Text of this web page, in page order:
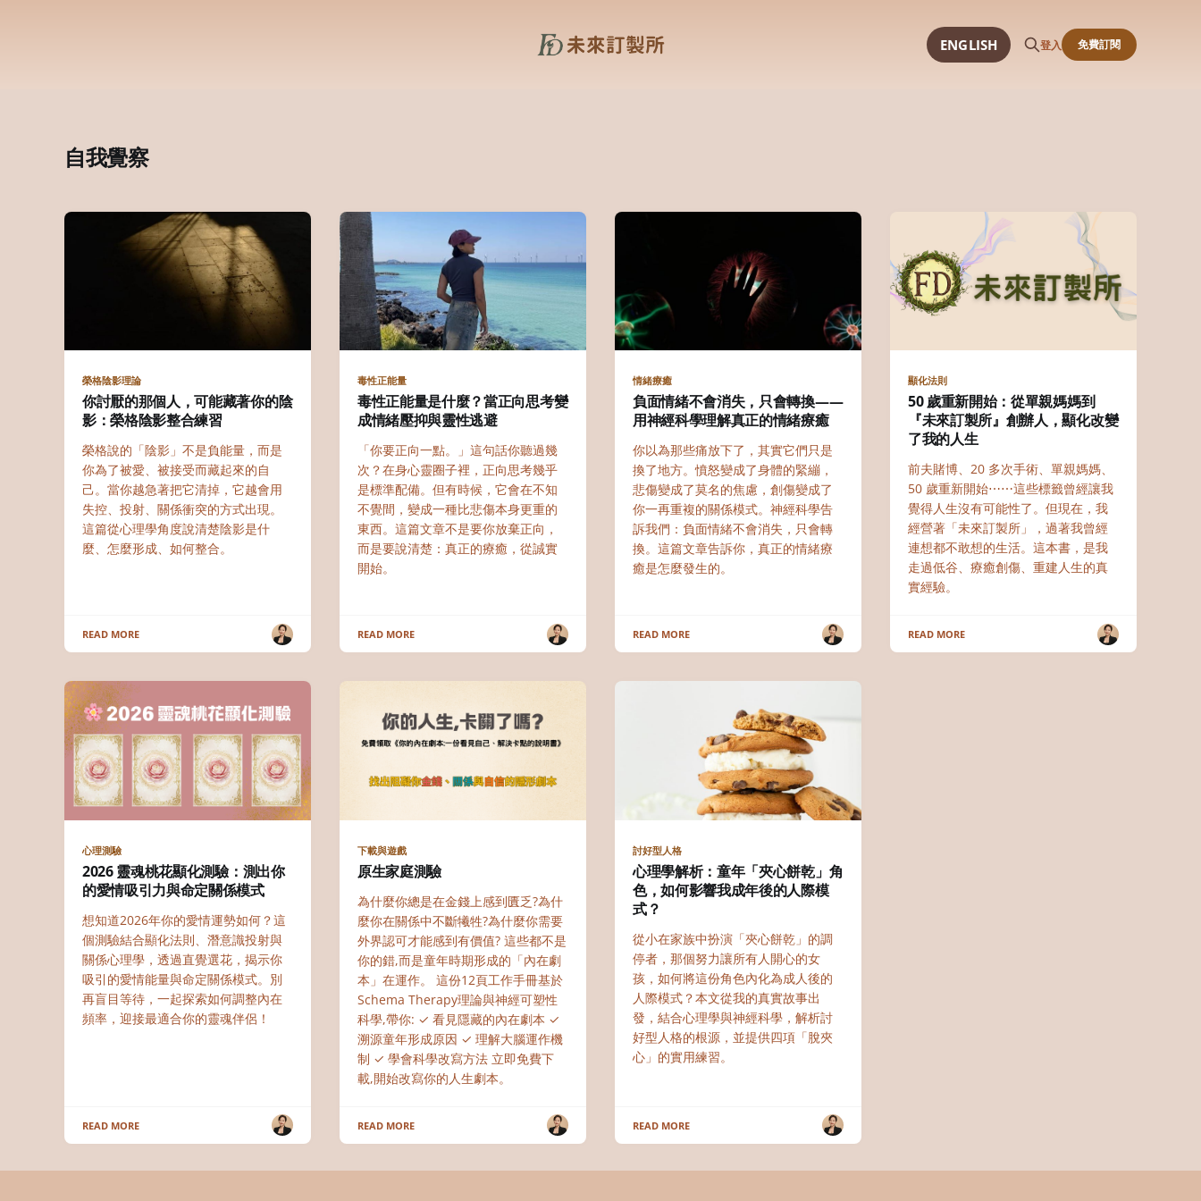
ENGLISH 登入 免費訂閱
自我覺察
榮格陰影理論
你討厭的那個人，可能藏著你的陰
影：榮格陰影整合練習
榮格說的「陰影」不是負能量，而是
你為了被愛、被接受而藏起來的自
己。當你越急著把它清掉，它越會用
失控、投射、關係衝突的方式出現。
這篇從心理學角度說清楚陰影是什
麼、怎麼形成、如何整合。
READ MORE
毒性正能量
毒性正能量是什麼？當正向思考變
成情緒壓抑與靈性逃避
「你要正向一點。」這句話你聽過幾
次？在身心靈圈子裡，正向思考幾乎
是標準配備。但有時候，它會在不知
不覺間，變成一種比悲傷本身更重的
東西。這篇文章不是要你放棄正向，
而是要說清楚：真正的療癒，從誠實
開始。
READ MORE
情緒療癒
負面情緒不會消失，只會轉換——
用神經科學理解真正的情緒療癒
你以為那些痛放下了，其實它們只是
換了地方。憤怒變成了身體的緊繃，
悲傷變成了莫名的焦慮，創傷變成了
你一再重複的關係模式。神經科學告
訴我們：負面情緒不會消失，只會轉
換。這篇文章告訴你，真正的情緒療
癒是怎麼發生的。
READ MORE
顯化法則
50 歲重新開始：從單親媽媽到
『未來訂製所』創辦人，顯化改變
了我的人生
前夫賭博、20 多次手術、單親媽媽、
50 歲重新開始⋯⋯這些標籤曾經讓我
覺得人生沒有可能性了。但現在，我
經營著「未來訂製所」，過著我曾經
連想都不敢想的生活。這本書，是我
走過低谷、療癒創傷、重建人生的真
實經驗。
READ MORE
心理測驗
2026 靈魂桃花顯化測驗：測出你
的愛情吸引力與命定關係模式
想知道2026年你的愛情運勢如何？這
個測驗結合顯化法則、潛意識投射與
關係心理學，透過直覺選花，揭示你
吸引的愛情能量與命定關係模式。別
再盲目等待，一起探索如何調整內在
頻率，迎接最適合你的靈魂伴侶！
READ MORE
下載與遊戲
原生家庭測驗
為什麼你總是在金錢上感到匱乏?為什
麼你在關係中不斷犧牲?為什麼你需要
外界認可才能感到有價值? 這些都不是
你的錯,而是童年時期形成的「內在劇
本」在運作。 這份12頁工作手冊基於
Schema Therapy理論與神經可塑性
科學,帶你: ✓ 看見隱藏的內在劇本 ✓
溯源童年形成原因 ✓ 理解大腦運作機
制 ✓ 學會科學改寫方法 立即免費下
載,開始改寫你的人生劇本。
READ MORE
討好型人格
心理學解析：童年「夾心餅乾」角
色，如何影響我成年後的人際模
式？
從小在家族中扮演「夾心餅乾」的調
停者，那個努力讓所有人開心的女
孩，如何將這份角色內化為成人後的
人際模式？本文從我的真實故事出
發，結合心理學與神經科學，解析討
好型人格的根源，並提供四項「脫夾
心」的實用練習。
READ MORE